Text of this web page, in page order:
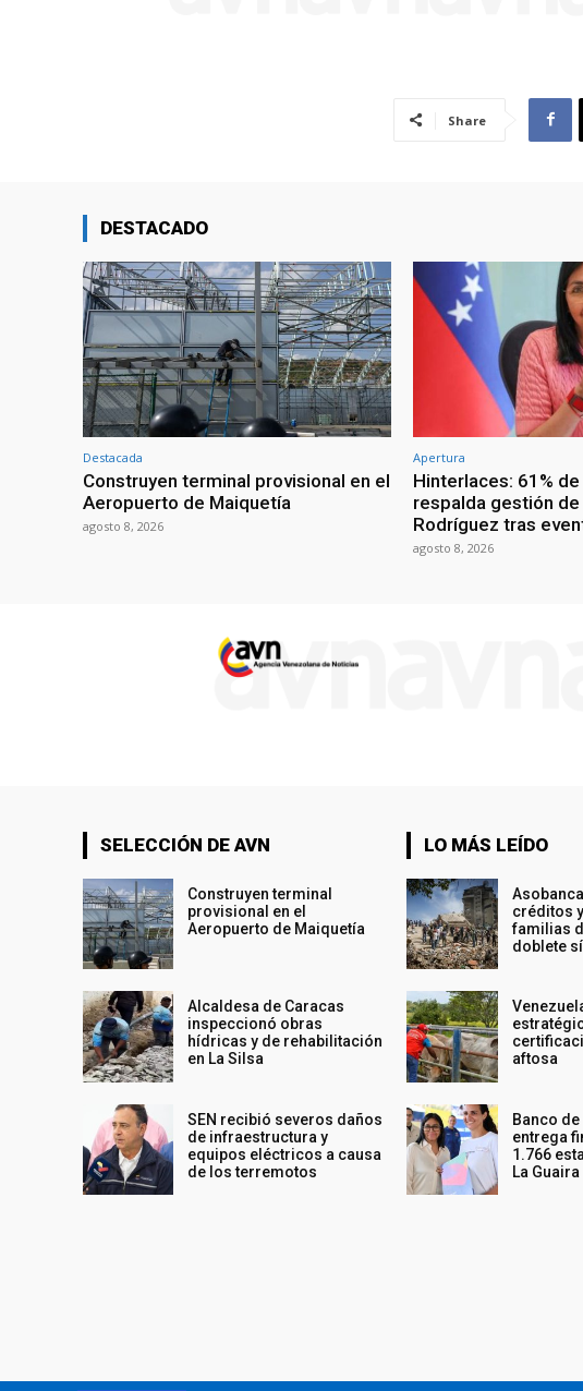
Share
DESTACADO
Destacada
Construyen terminal provisional en el
Aeropuerto de Maiquetía
agosto 8, 2026
Apertura
Hinterlaces: 61%
respalda gestión
Rodríguez tras
agosto 8, 2026
SELECCIÓN DE AVN
Construyen terminal
provisional en el
Aeropuerto de Maiquetía
Alcaldesa de Caracas
inspeccionó obras
hídricas y de rehabilitación
en La Silsa
SEN recibió severos daños
de infraestructura y
equipos eléctricos a causa
de los terremotos
LO MÁS LEÍDO
créditos
familias
doblete
aftosa
Banco
entrega
1.766
La Guaira